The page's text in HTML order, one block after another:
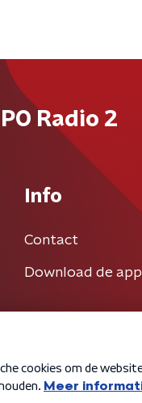
Radio 2
Info
Contact
Download de app